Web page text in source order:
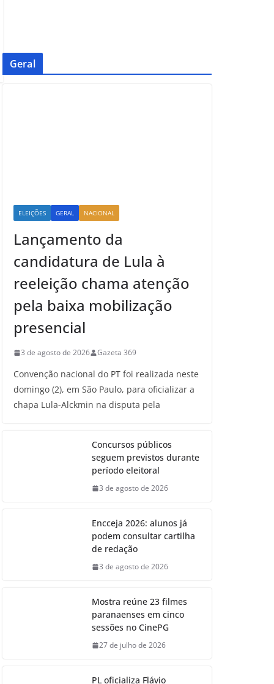
Geral
ELEIÇÕES GERAL NACIONAL
Lançamento da
candidatura de Lula à
reeleição chama atenção
pela baixa mobilização
presencial
3 de agosto de 2026 Gazeta 369
Convenção nacional do PT foi realizada neste
domingo (2), em São Paulo, para oficializar a
chapa Lula-Alckmin na disputa pela
Concursos públicos
seguem previstos durante
período eleitoral
3 de agosto de 2026
Encceja 2026: alunos já
podem consultar cartilha
de redação
3 de agosto de 2026
Mostra reúne 23 filmes
paranaenses em cinco
sessões no CinePG
27 de julho de 2026
PL oficializa Flávio